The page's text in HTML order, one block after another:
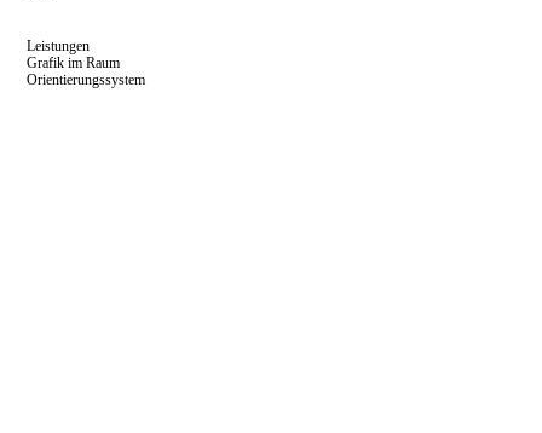
Leistungen
Grafik im Raum
Orientierungssystem